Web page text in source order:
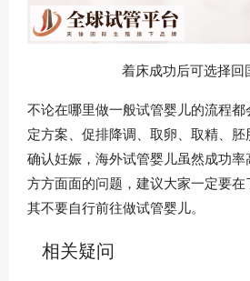
着床成功后可选择回
不论在哪里做一般试管婴儿的流程都
定方案、促排降调、取卵、取精、胚
确认妊娠，海外试管婴儿虽然成功率
方方面面的问题，建议大家一定要
其不要自行前往做试管婴儿。
相关疑问